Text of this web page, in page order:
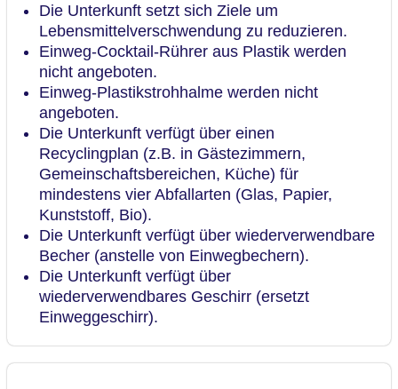
Die Unterkunft setzt sich Ziele um
Lebensmittelverschwendung zu reduzieren.
Einweg-Cocktail-Rührer aus Plastik werden
nicht angeboten.
Einweg-Plastikstrohhalme werden nicht
angeboten.
Die Unterkunft verfügt über einen
Recyclingplan (z.B. in Gästezimmern,
Gemeinschaftsbereichen, Küche) für
mindestens vier Abfallarten (Glas, Papier,
Kunststoff, Bio).
Die Unterkunft verfügt über wiederverwendbare
Becher (anstelle von Einwegbechern).
Die Unterkunft verfügt über
wiederverwendbares Geschirr (ersetzt
Einweggeschirr).